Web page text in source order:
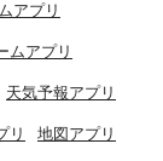
アプリ
ムアプリ
天気予報アプリ
リ 地図アプリ